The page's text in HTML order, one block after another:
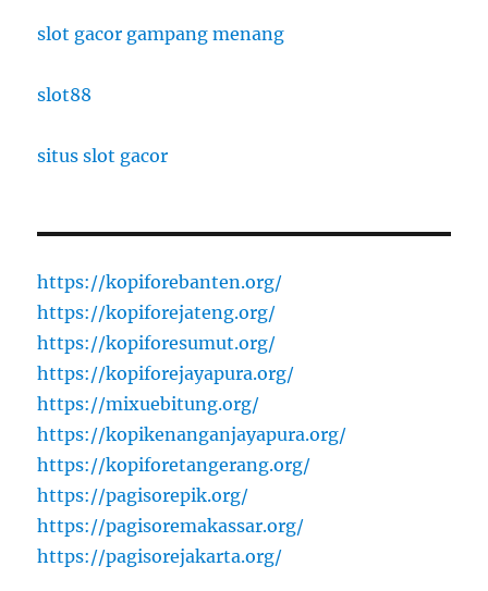
slot gacor gampang menang
slot88
situs slot gacor
https://kopiforebanten.org/
https://kopiforejateng.org/
https://kopiforesumut.org/
https://kopiforejayapura.org/
https://mixuebitung.org/
https://kopikenanganjayapura.org/
https://kopiforetangerang.org/
https://pagisorepik.org/
https://pagisoremakassar.org/
https://pagisorejakarta.org/